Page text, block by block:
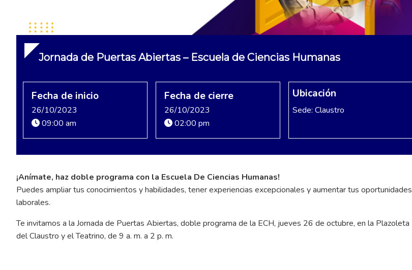
Jornada de Puertas Abiertas – Escuela de Ciencias Humanas
Fecha de inicio
26/10/2023
09:00 am
Fecha de cierre
26/10/2023
02:00 pm
Ubicación
Sede: Claustro
¡Anímate, haz doble programa con la Escuela De Ciencias Humanas!
Puedes ampliar tus conocimientos y habilidades, tener experiencias excepcionales y aumentar tus oportunidades
laborales.
Te invitamos a la Jornada de Puertas Abiertas, doble programa de la ECH, jueves 26 de octubre, en la Plazoleta
del Claustro y el Teatrino, de 9 a. m. a 2 p. m.